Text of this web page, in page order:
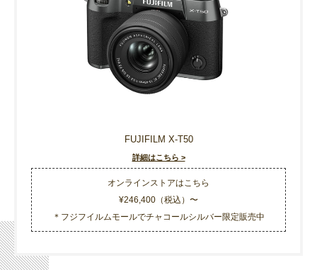
FUJIFILM X-T50
詳細はこちら >
オンラインストアはこちら
¥246,400（税込）〜
＊フジフイルムモールでチャコールシルバー限定販売中